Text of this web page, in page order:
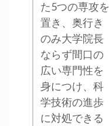
た5つの専攻を
置き、奥行き
のみ大学院長
ならず間口の
広い専門性を
身につけ、科
学技術の進歩
に対処できる